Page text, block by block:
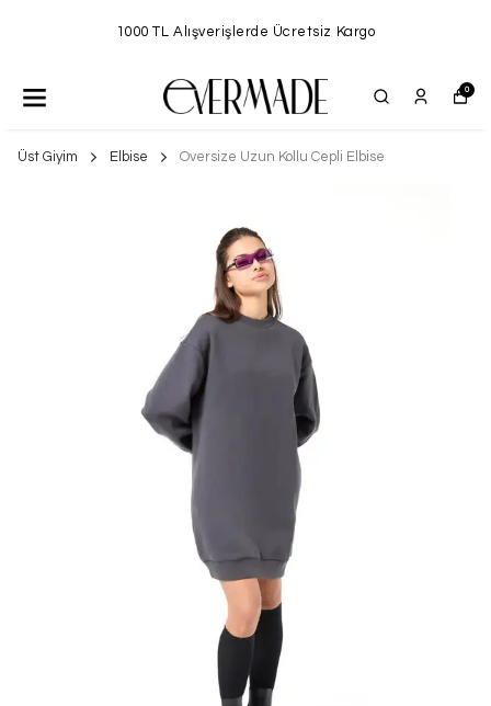
1000 TL Alışverişlerde Ücretsiz Kargo
0
Üst Giyim Elbise Oversize Uzun Kollu Cepli Elbise